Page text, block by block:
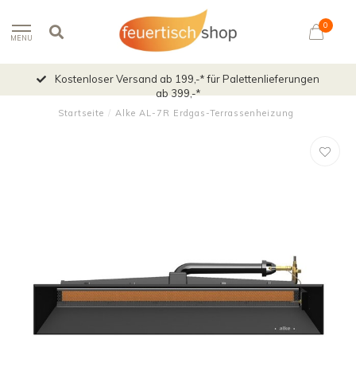
MENU
0
Kostenloser Versand ab 199,-* für Palettenlieferungen
ab 399,-*
Startseite / Alke AL-7R Erdgas-Terrassenheizung